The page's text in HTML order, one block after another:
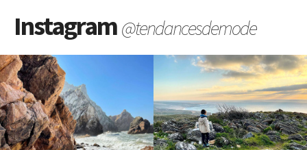
Instagram@tendancesdemode